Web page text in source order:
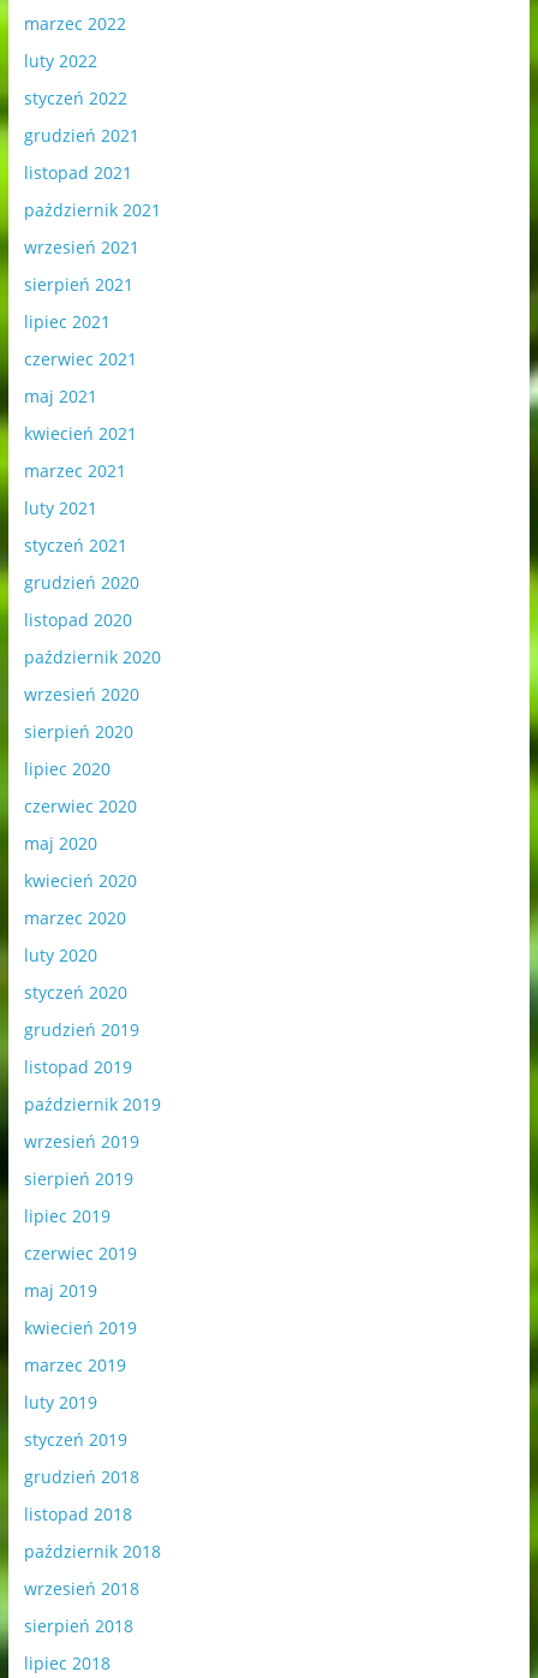
marzec 2022
luty 2022
styczeń 2022
grudzień 2021
listopad 2021
październik 2021
wrzesień 2021
sierpień 2021
lipiec 2021
czerwiec 2021
maj 2021
kwiecień 2021
marzec 2021
luty 2021
styczeń 2021
grudzień 2020
listopad 2020
październik 2020
wrzesień 2020
sierpień 2020
lipiec 2020
czerwiec 2020
maj 2020
kwiecień 2020
marzec 2020
luty 2020
styczeń 2020
grudzień 2019
listopad 2019
październik 2019
wrzesień 2019
sierpień 2019
lipiec 2019
czerwiec 2019
maj 2019
kwiecień 2019
marzec 2019
luty 2019
styczeń 2019
grudzień 2018
listopad 2018
październik 2018
wrzesień 2018
sierpień 2018
lipiec 2018